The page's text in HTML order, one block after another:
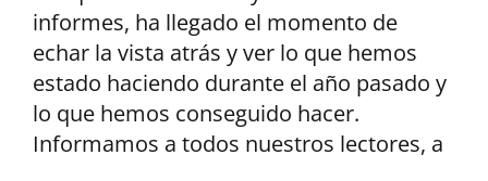
informes, ha llegado el momento de
echar la vista atrás y ver lo que hemos
estado haciendo durante el año pasado y
lo que hemos conseguido hacer.
Informamos a todos nuestros lectores, a